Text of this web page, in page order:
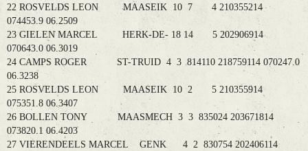
22 ROSVELDS LEON MAASEIK 10 7 4 210355214
074453.9 06.2509
23 GIELEN MARCEL HERK-DE- 18 14 5 202906914
070643.0 06.3019
24 CAMPS ROGER ST-TRUID 4 3 814110 218759114 070247.0
06.3238
25 ROSVELDS LEON MAASEIK 10 2 5 210355914
075351.8 06.3407
26 BOLLEN TONY MAASMECH 3 3 835024 203671814
073820.1 06.4203
27 VIERENDEELS MARCEL GENK 4 2 830754 202406114